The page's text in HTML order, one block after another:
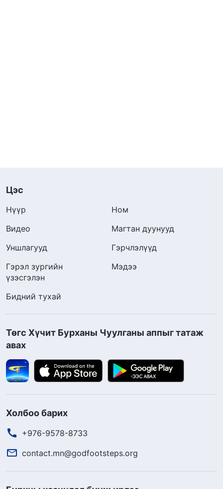
Цэс
Нүүр
Ном
Видео
Магтан дуунууд
Уншлагууд
Гэрчлэлүүд
Гэрэл зургийн
үзэсгэлэн
Мэдээ
Бидний тухай
Төгс Хүчит Бурханы Чуулганы аппыг татаж
авах
Холбоо барих
+976-9578-8733
contact.mn@godfootsteps.org